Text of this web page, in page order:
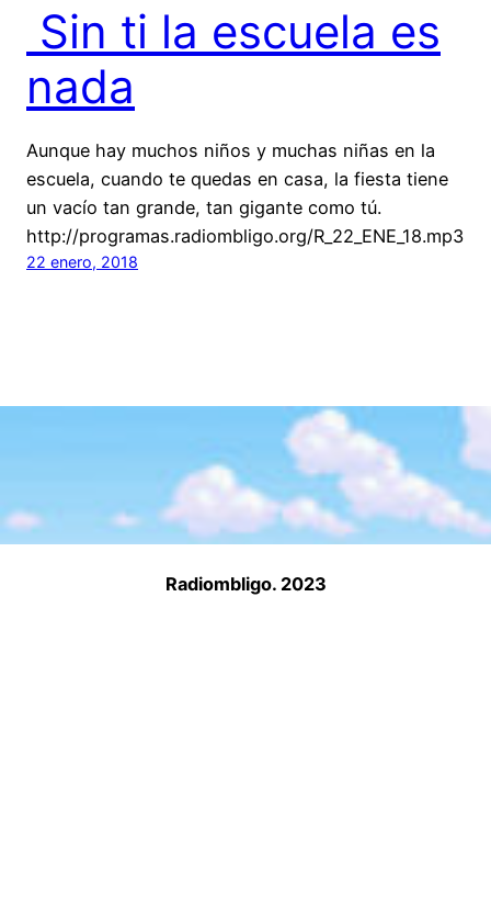
Sin ti la escuela es
nada
Aunque hay muchos niños y muchas niñas en la
escuela, cuando te quedas en casa, la fiesta tiene
un vacío tan grande, tan gigante como tú.
http://programas.radiombligo.org/R_22_ENE_18.mp3
22 enero, 2018
Radiombligo. 2023